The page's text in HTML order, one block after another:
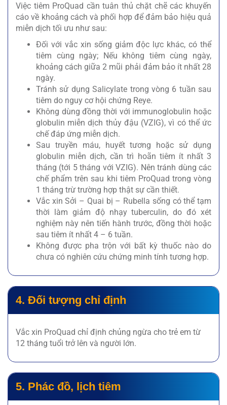
Việc tiêm ProQuad cần tuân thủ chặt chẽ các khuyến
cáo về khoảng cách và phối hợp để đảm bảo hiệu quả
miễn dịch tối ưu như sau:
Đối với vắc xin sống giảm độc lực khác, có thể
tiêm cùng ngày; Nếu không tiêm cùng ngày,
khoảng cách giữa 2 mũi phải đảm bảo ít nhất 28
ngày.
Tránh sử dụng Salicylate trong vòng 6 tuần sau
tiêm do nguy cơ hội chứng Reye.
Không dùng đồng thời với immunoglobulin hoặc
globulin miễn dịch thủy đậu (VZIG), vì có thể ức
chế đáp ứng miễn dịch.
Sau truyền máu, huyết tương hoặc sử dụng
globulin miễn dịch, cần trì hoãn tiêm ít nhất 3
tháng (tới 5 tháng với VZIG). Nên tránh dùng các
chế phẩm trên sau khi tiêm ProQuad trong vòng
1 tháng trừ trường hợp thật sự cần thiết.
Vắc xin Sởi – Quai bị – Rubella sống có thể tạm
thời làm giảm độ nhạy tuberculin, do đó xét
nghiệm này nên tiến hành trước, đồng thời hoặc
sau tiêm ít nhất 4 – 6 tuần.
Không được pha trộn với bất kỳ thuốc nào do
chưa có nghiên cứu chứng minh tính tương hợp.
4. Đối tượng chỉ định
Vắc xin ProQuad chỉ định chủng ngừa cho trẻ em từ
12 tháng tuổi trở lên và người lớn.
5. Phác đồ, lịch tiêm